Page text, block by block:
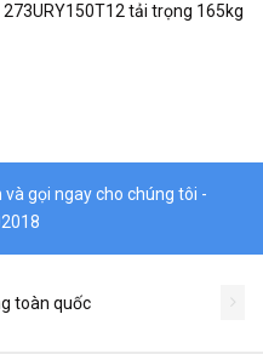
273URY150T12 tải trọng 165kg
gọi ngay cho chúng tôi -
toàn quốc